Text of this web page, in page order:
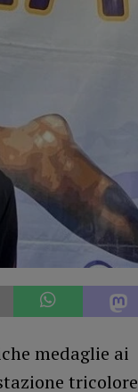
medaglie ai
tricolore